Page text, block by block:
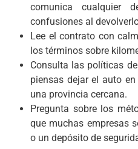
comunica cualquier
confusiones al
Lee el contrato con
los términos sobre
Consulta las políticas
piensas dejar el auto
una provincia cercana.
Pregunta sobre los
que muchas empresas
o un depósito de